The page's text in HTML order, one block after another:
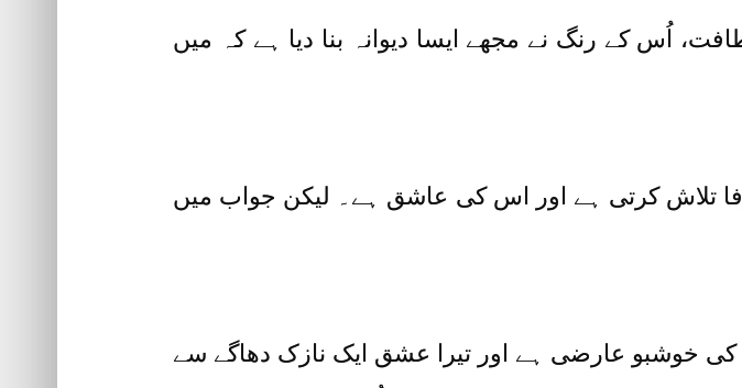
اُس کے رنگ نے مجھے ایسا دیوانہ بنا دیا ہے کہ میں
تلاش کرتی ہے اور اس کی عاشق ہے۔ لیکن جواب میں
کی خوشبو عارضی ہے اور تیرا عشق ایک نازک دھاگے سے